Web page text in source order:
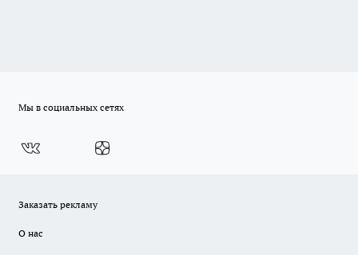
Мы в социальных сетях
Заказать рекламу
О нас